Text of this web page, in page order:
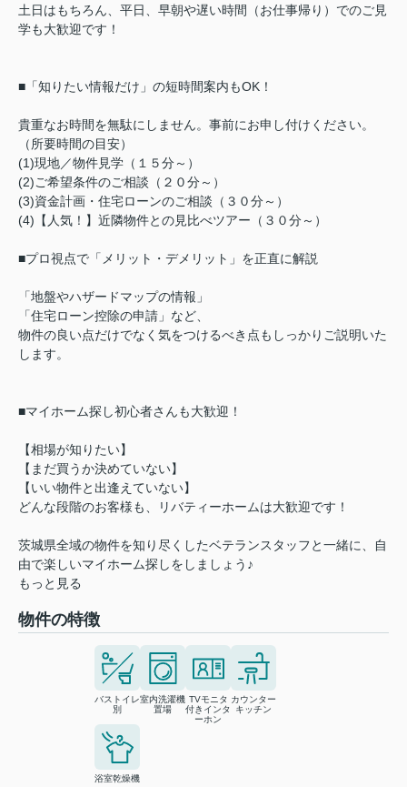
土日はもちろん、平日、早朝や遅い時間（お仕事帰り）でのご見
学も大歓迎です！
■「知りたい情報だけ」の短時間案内もOK！
貴重なお時間を無駄にしません。事前にお申し付けください。
（所要時間の目安）
(1)現地／物件見学（１５分～）
(2)ご希望条件のご相談（２０分～）
(3)資金計画・住宅ローンのご相談（３０分～）
(4)【人気！】近隣物件との見比べツアー（３０分～）
■プロ視点で「メリット・デメリット」を正直に解説
「地盤やハザードマップの情報」
「住宅ローン控除の申請」など、
物件の良い点だけでなく気をつけるべき点もしっかりご説明いた
します。
■マイホーム探し初心者さんも大歓迎！
【相場が知りたい】
【まだ買うか決めていない】
【いい物件と出逢えていない】
どんな段階のお客様も、リバティーホームは大歓迎です！
茨城県全域の物件を知り尽くしたベテランスタッフと一緒に、自
由で楽しいマイホーム探しをしましょう♪
もっと見る
物件の特徴
バストイレ
別
室内洗濯機
置場
TVモニタ
付きインタ
ーホン
カウンター
キッチン
浴室乾燥機